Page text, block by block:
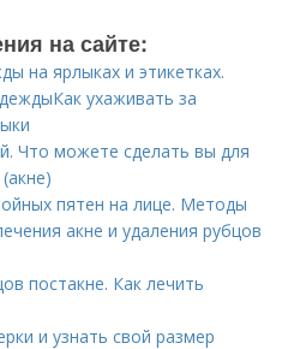
на сайте:
на ярлыках и этикетках.
ухаживать за
Что можете сделать вы для
пятен на лице. Методы
акне и удаления рубцов
постакне. Как лечить
и узнать свой размер